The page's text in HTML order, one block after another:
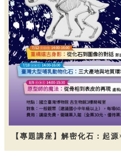
【專題講座】解密化石：起